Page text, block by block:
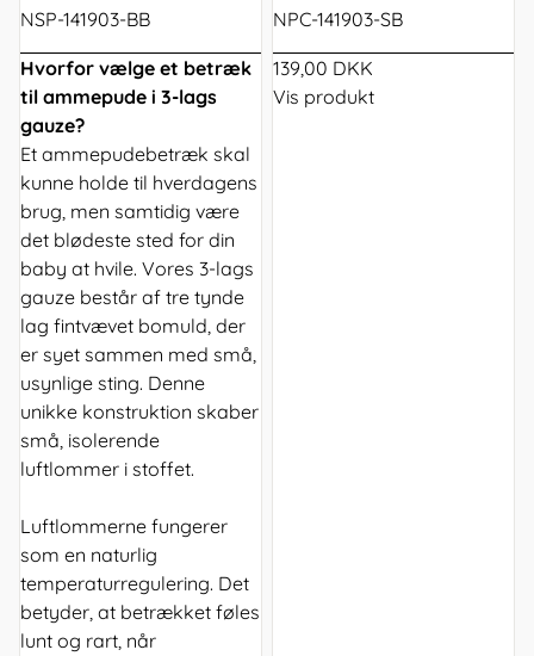
NSP-141903-BB
Hvorfor vælge et betræk
til ammepude i 3-lags
gauze?
Et ammepudebetræk skal
kunne holde til hverdagens
brug, men samtidig være
det blødeste sted for din
baby at hvile. Vores 3-lags
gauze består af tre tynde
lag fintvævet bomuld, der
er syet sammen med små,
usynlige sting. Denne
unikke konstruktion skaber
små, isolerende
luftlommer i stoffet.
Luftlommerne fungerer
som en naturlig
temperaturregulering. Det
betyder, at betrækket føles
lunt og rart, når
NPC-141903-SB
139,00 DKK
Vis produkt